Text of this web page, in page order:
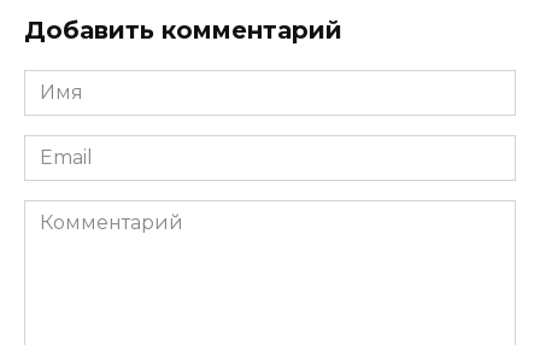
Добавить комментарий
Имя
*
Email
*
Комментарий